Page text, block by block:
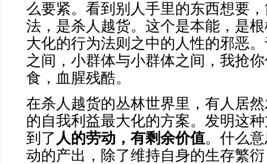
么要紧。看到别人手里的东西想要
法，是杀人越货。这个是本能，是
大化的行为法则之中的人性的邪恶
之间，小群体与小群体之间，我抢
食，血腥残酷。
在杀人越货的丛林世界里，有人居
的自我利益最大化的方案。发明这
到了 人的劳动，有剩余价值。什么
动的产出，除了维持自身的生存繁